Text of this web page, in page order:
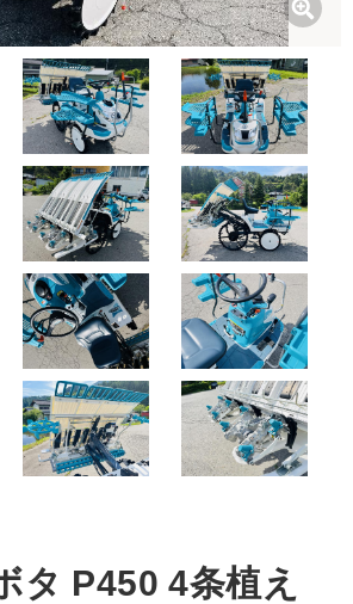
タ P450 4条植え